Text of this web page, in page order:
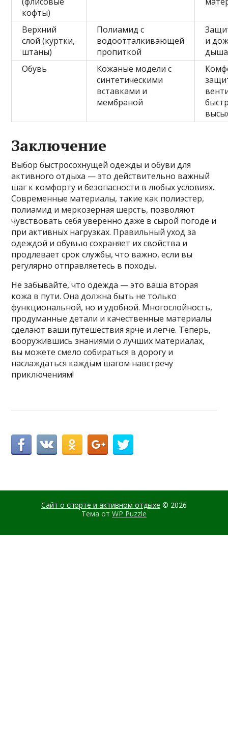
кофты)
Верхний
слой (куртки,
штаны)
Полиамид с
водоотталкивающей
пропиткой
и
Обувь
Кожаные модели с
синтетическими
вставками и
мембраной
Заключение
Выбор быстросохнущей одежды и обуви для
активного отдыха — это действительно важный
шаг к комфорту и безопасности в любых условиях.
Современные материалы, такие как полиэстер,
полиамид и меркозерная шерсть, позволяют
чувствовать себя уверенно даже в сырой погоде и
при активных нагрузках. Правильный уход за
одеждой и обувью сохраняет их свойства и
продлевает срок службы, что важно, если вы
регулярно отправляетесь в походы.
Не забывайте, что одежда — это ваша вторая
кожа в пути. Она должна быть не только
функциональной, но и удобной. Многослойность,
продуманные детали и качественные материалы
сделают ваши путешествия ярче и легче. Теперь,
вооружившись знаниями о лучших материалах,
вы можете смело собираться в дорогу и
наслаждаться каждым шагом навстречу
приключениям!
Сайт о спорте и активном отдыхе © 2026
Тема от WP Puzzle